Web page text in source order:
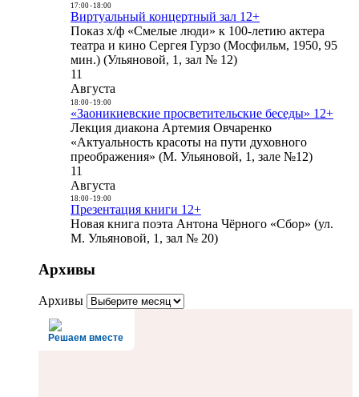
17:00- 18:00
Виртуальный концертный зал 12+
Показ х/ф «Смелые люди» к 100-летию актера
театра и кино Сергея Гурзо (Мосфильм, 1950, 95
мин.) (Ульяновой, 1, зал № 12)
11
Августа
18:00- 19:00
«Заоникиевские просветительские беседы» 12+
Лекция диакона Артемия Овчаренко
«Актуальность красоты на пути духовного
преображения» (М. Ульяновой, 1, зале №12)
11
Августа
18:00- 19:00
Презентация книги 12+
Новая книга поэта Антона Чёрного «Сбор» (ул.
М. Ульяновой, 1, зал № 20)
Архивы
Архивы
Решаем вместе